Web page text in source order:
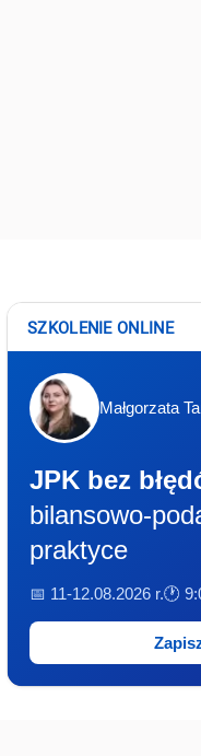
SZKOLENIE ONLINE
Małgorzata
JPK bez
bilansowo-
praktyce
📅 11-12.08.2026 r.🕐